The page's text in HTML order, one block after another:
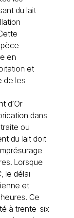
du lait
en
et
de les
d’Or
dans
ou
du lait doit
Lorsque
le délai
et
Ce
à trente-six